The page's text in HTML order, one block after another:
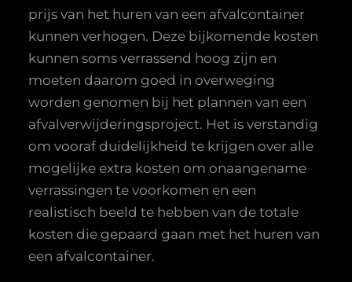
prijs van het huren van een afvalcontainer
kunnen verhogen. Deze bijkomende kosten
kunnen soms verrassend hoog zijn en
moeten daarom goed in overweging
worden genomen bij het plannen van een
afvalverwijderingsproject. Het is verstandig
om vooraf duidelijkheid te krijgen over alle
mogelijke extra kosten om onaangename
verrassingen te voorkomen en een
realistisch beeld te hebben van de totale
kosten die gepaard gaan met het huren van
een afvalcontainer.